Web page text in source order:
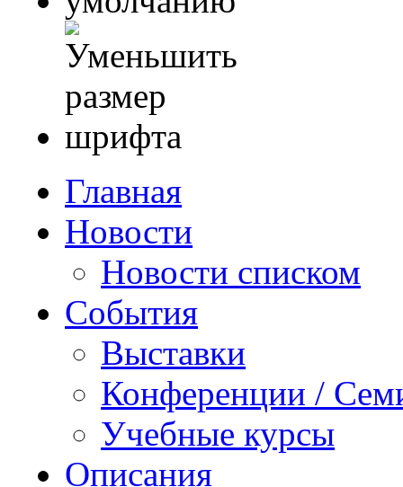
Главная
Новости
Новости списком
События
Выставки
Конференции /
Учебные курсы
Описания